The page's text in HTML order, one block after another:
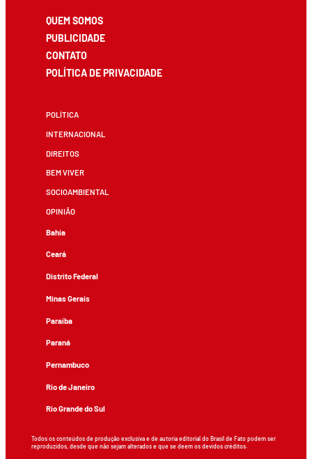
QUEM SOMOS
PUBLICIDADE
CONTATO
POLÍTICA DE PRIVACIDADE
POLÍTICA
INTERNACIONAL
DIREITOS
BEM VIVER
SOCIOAMBIENTAL
OPINIÃO
Bahia
Ceará
Distrito Federal
Minas Gerais
Paraíba
Paraná
Pernambuco
Rio de Janeiro
Rio Grande do Sul
Todos os conteúdos de produção exclusiva e de autoria editorial do Brasil de Fato podem ser
reproduzidos, desde que não sejam alterados e que se deem os devidos créditos.